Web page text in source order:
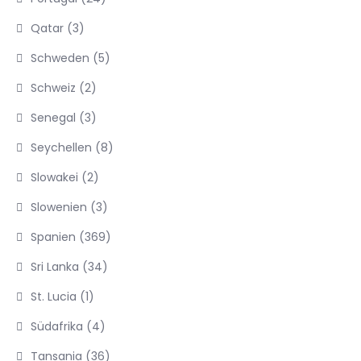
Qatar (3)
Schweden (5)
Schweiz (2)
Senegal (3)
Seychellen (8)
Slowakei (2)
Slowenien (3)
Spanien (369)
Sri Lanka (34)
St. Lucia (1)
Südafrika (4)
Tansania (36)